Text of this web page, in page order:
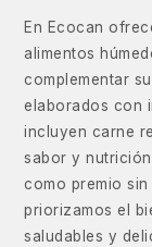
En Ecocan
alimentos
complementar
elaborados con
incluyen carne
sabor y
como premio
priorizamos el
saludables y